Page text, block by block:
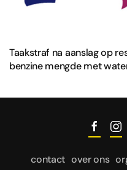
Taakstraf na aanslag op
benzine mengde met
contact over ons